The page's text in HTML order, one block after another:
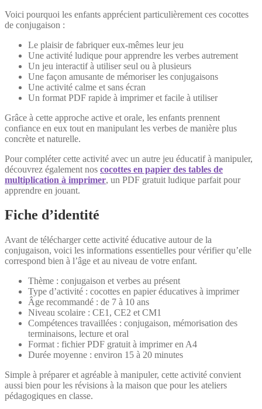
Voici pourquoi les enfants apprécient particulièrement ces cocottes
de conjugaison :
Le plaisir de fabriquer eux-mêmes leur jeu
Une activité ludique pour apprendre les verbes autrement
Un jeu interactif à utiliser seul ou à plusieurs
Une façon amusante de mémoriser les conjugaisons
Une activité calme et sans écran
Un format PDF rapide à imprimer et facile à utiliser
Grâce à cette approche active et orale, les enfants prennent
confiance en eux tout en manipulant les verbes de manière plus
concrète et naturelle.
Pour compléter cette activité avec un autre jeu éducatif à manipuler,
découvrez également nos cocottes en papier des tables de
multiplication à imprimer, un PDF gratuit ludique parfait pour
apprendre en jouant.
Fiche d’identité
Avant de télécharger cette activité éducative autour de la
conjugaison, voici les informations essentielles pour vérifier qu’elle
correspond bien à l’âge et au niveau de votre enfant.
Thème : conjugaison et verbes au présent
Type d’activité : cocottes en papier éducatives à imprimer
Âge recommandé : de 7 à 10 ans
Niveau scolaire : CE1, CE2 et CM1
Compétences travaillées : conjugaison, mémorisation des
terminaisons, lecture et oral
Format : fichier PDF gratuit à imprimer en A4
Durée moyenne : environ 15 à 20 minutes
Simple à préparer et agréable à manipuler, cette activité convient
aussi bien pour les révisions à la maison que pour les ateliers
pédagogiques en classe.